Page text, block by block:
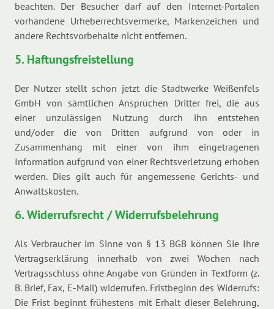
beachten. Der Besucher darf auf den Internet-Portalen
vorhandene Urheberrechtsvermerke, Markenzeichen und
andere Rechtsvorbehalte nicht entfernen.
5. Haftungsfreistellung
Der Nutzer stellt schon jetzt die Stadtwerke Weißenfels
GmbH von sämtlichen Ansprüchen Dritter frei, die aus
einer unzulässigen Nutzung durch ihn entstehen
und/oder die von Dritten aufgrund von oder in
Zusammenhang mit einer von ihm eingetragenen
Information aufgrund von einer Rechtsverletzung erhoben
werden. Dies gilt auch für angemessene Gerichts- und
Anwaltskosten.
6. Widerrufsrecht / Widerrufsbelehrung
Als Verbraucher im Sinne von § 13 BGB können Sie Ihre
Vertragserklärung innerhalb von zwei Wochen nach
Vertragsschluss ohne Angabe von Gründen in Textform (z.
B. Brief, Fax, E-Mail) widerrufen. Fristbeginn des Widerrufs:
Die Frist beginnt frühestens mit Erhalt dieser Belehrung,